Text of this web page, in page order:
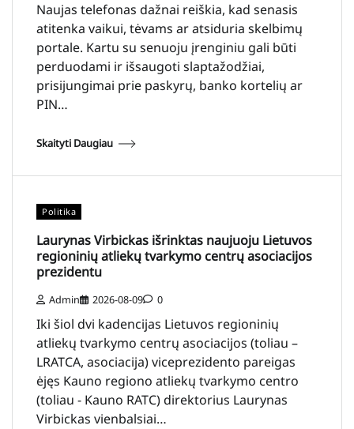
Naujas telefonas dažnai reiškia, kad senasis
atitenka vaikui, tėvams ar atsiduria skelbimų
portale. Kartu su senuoju įrenginiu gali būti
perduodami ir išsaugoti slaptažodžiai,
prisijungimai prie paskyrų, banko kortelių ar
PIN…
Skaityti Daugiau
Politika
Laurynas Virbickas išrinktas naujuoju Lietuvos
regioninių atliekų tvarkymo centrų asociacijos
prezidentu
Admin 2026-08-09 0
Iki šiol dvi kadencijas Lietuvos regioninių
atliekų tvarkymo centrų asociacijos (toliau –
LRATCA, asociacija) viceprezidento pareigas
ėjęs Kauno regiono atliekų tvarkymo centro
(toliau - Kauno RATC) direktorius Laurynas
Virbickas vienbalsiai…